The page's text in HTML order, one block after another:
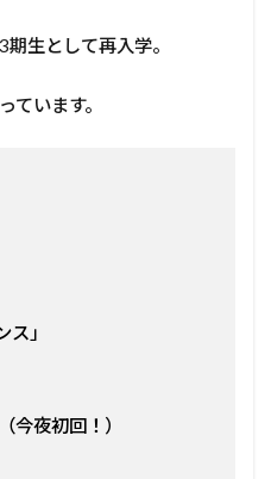
生として再入学。
ています。
ス」
今夜初回！）